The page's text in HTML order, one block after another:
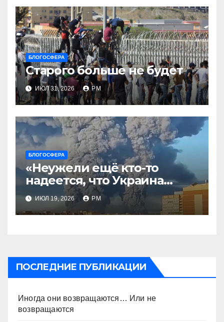
БЛОГОСФЕРА
Старого больше не будет
ИЮЛ 31, 2026 РМ
БЛОГОСФЕРА
«Неужели ещё кто-то
надеется, что Украина
будет действовать
непоследовательно?»
ИЮЛ 19, 2026 РМ
ПОСЛЕДНИЕ ПУБЛИКАЦИИ
Иногда они возвращаются… Или не
возвращаются